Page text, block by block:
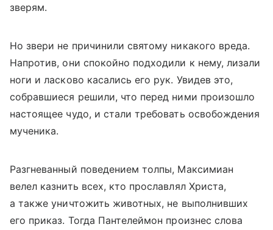
зверям.
Но звери не причинили святому никакого вреда.
Напротив, они спокойно подходили к нему, лизали
ноги и ласково касались его рук. Увидев это,
собравшиеся решили, что перед ними произошло
настоящее чудо, и стали требовать освобождения
мученика.
Разгневанный поведением толпы, Максимиан
велел казнить всех, кто прославлял Христа,
а также уничтожить животных, не выполнивших
его приказ. Тогда Пантелеймон произнес слова